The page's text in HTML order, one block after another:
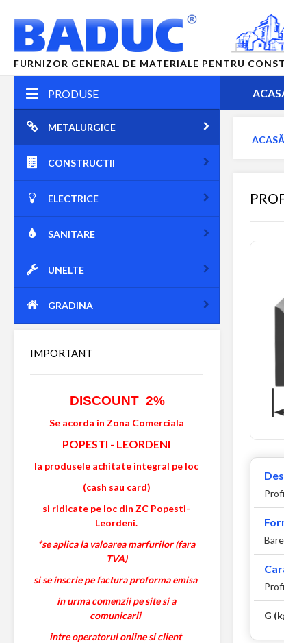
FURNIZOR GENERAL DE MATERIALE PENTRU
PRODUSE
METALURGICE
CONSTRUCTII
ELECTRICE
SANITARE
UNELTE
GRADINA
IMPORTANT
DISCOUNT 2%
Se acorda in Zona Comerciala
POPESTI - LEORDENI
la produsele achitate integral pe loc
(cash sau card)
si ridicate pe loc din ZC Popesti-
Leordeni.
*se aplica la valoarea marfurilor (fara
TVA)
si se inscrie pe factura proforma emisa
in urma comenzii pe site si a
comunicarii
intre operatorul online si client
ACASĂ
G